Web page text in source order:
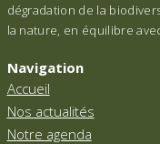
dégradation de la
la nature, en équilibre
Navigation
Accueil
Nos actualités
Notre agenda